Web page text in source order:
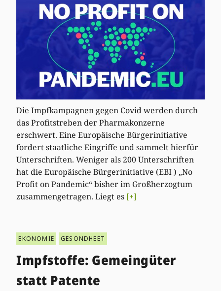
Die Impfkampagnen gegen Covid werden durch
das Profitstreben der Pharmakonzerne
erschwert. Eine Europäische Bürgerinitiative
fordert staatliche Eingriffe und sammelt hierfür
Unterschriften. Weniger als 200 Unterschriften
hat die Europäische Bürgerinitiative (EBI ) „No
Profit on Pandemic“ bisher im Großherzogtum
zusammengetragen. Liegt es [+]
EKONOMIE GESONDHEET
Impfstoffe: Gemeingüter
statt Patente